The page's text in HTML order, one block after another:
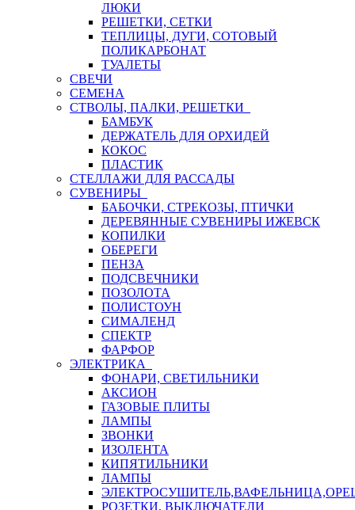
ЛЮКИ
РЕШЕТКИ, СЕТКИ
ТЕПЛИЦЫ, ДУГИ, СОТОВЫЙ
ПОЛИКАРБОНАТ
ТУАЛЕТЫ
СВЕЧИ
СЕМЕНА
СТВОЛЫ, ПАЛКИ, РЕШЕТКИ
БАМБУК
ДЕРЖАТЕЛЬ ДЛЯ ОРХИДЕЙ
КОКОС
ПЛАСТИК
СТЕЛЛАЖИ ДЛЯ РАССАДЫ
СУВЕНИРЫ
БАБОЧКИ, СТРЕКОЗЫ, ПТИЧКИ
ДЕРЕВЯННЫЕ СУВЕНИРЫ ИЖЕВСК
КОПИЛКИ
ОБЕРЕГИ
ПЕНЗА
ПОДСВЕЧНИКИ
ПОЗОЛОТА
ПОЛИСТОУН
СИМАЛЕНД
СПЕКТР
ФАРФОР
ЭЛЕКТРИКА
ФОНАРИ, СВЕТИЛЬНИКИ
АКСИОН
ГАЗОВЫЕ ПЛИТЫ
ЛАМПЫ
ЗВОНКИ
ИЗОЛЕНТА
КИПЯТИЛЬНИКИ
ЛАМПЫ
РОЗЕТКИ, ВЫКЛЮЧАТЕЛИ